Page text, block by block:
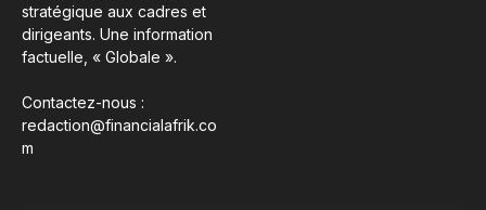
stratégique aux cadres et
dirigeants. Une information
factuelle, « Globale ».
Contactez-nous :
redaction@financialafrik.co
m